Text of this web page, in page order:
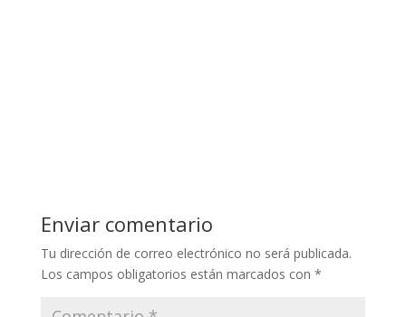
Enviar comentario
Tu dirección de correo electrónico no será publicada.
Los campos obligatorios están marcados con *